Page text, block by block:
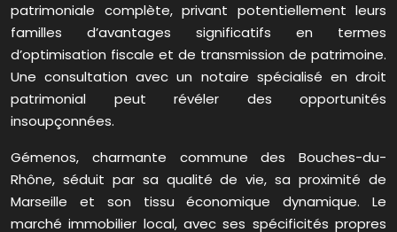
patrimoniale complète, privant potentiellement leurs
familles d’avantages significatifs en termes
d’optimisation fiscale et de transmission de patrimoine.
Une consultation avec un notaire spécialisé en droit
patrimonial peut révéler des opportunités
insoupçonnées.
Gémenos, charmante commune des Bouches-du-
Rhône, séduit par sa qualité de vie, sa proximité de
Marseille et son tissu économique dynamique. Le
marché immobilier local, avec ses spécificités propres